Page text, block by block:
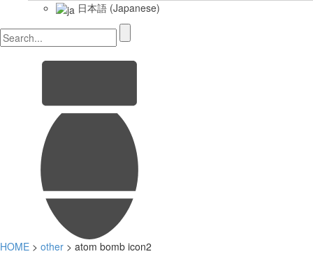
日本語 (Japanese)
HOME > other > atom bomb icon2